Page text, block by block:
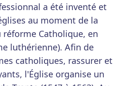
a été inventé et
au moment de la
Catholique, en
luthérienne). Afin de
catholiques, rassurer et
l'Église organise un